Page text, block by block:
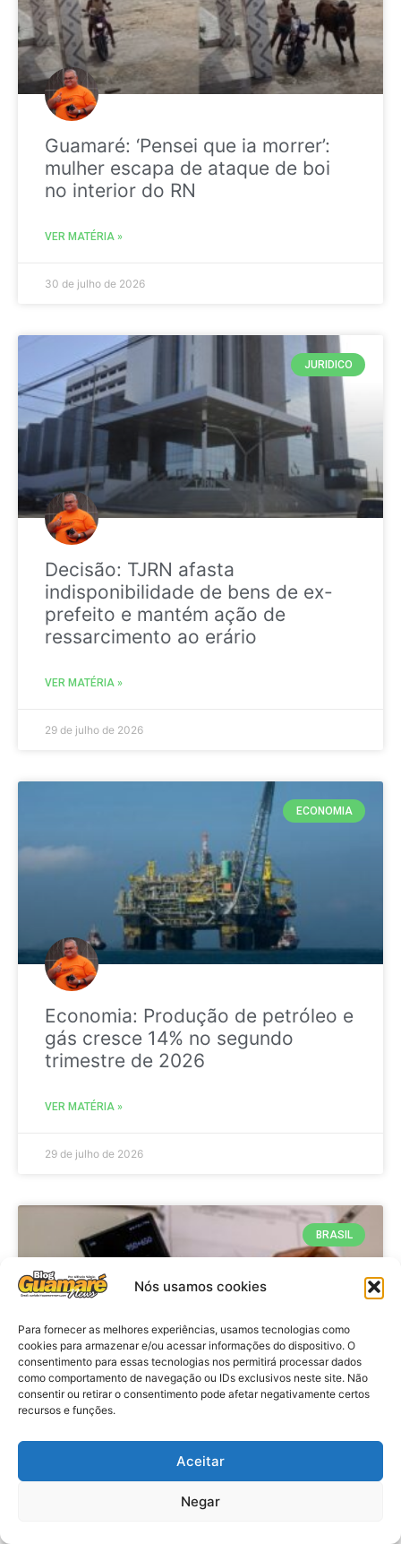
Nós usamos cookies
Para fornecer as melhores experiências, usamos tecnologias como
cookies para armazenar e/ou acessar informações do dispositivo. O
consentimento para essas tecnologias nos permitirá processar dados
como comportamento de navegação ou IDs exclusivos neste site. Não
consentir ou retirar o consentimento pode afetar negativamente certos
recursos e funções.
Aceitar
Negar
Guamaré: ‘Pensei que ia morrer’:
mulher escapa de ataque de boi
no interior do RN
VER MATÉRIA »
30 de julho de 2026
JURIDICO
Decisão: TJRN afasta
indisponibilidade de bens de ex-
prefeito e mantém ação de
ressarcimento ao erário
VER MATÉRIA »
29 de julho de 2026
ECONOMIA
Economia: Produção de petróleo e
gás cresce 14% no segundo
trimestre de 2026
VER MATÉRIA »
29 de julho de 2026
BRASIL
Economia: Prazo de adesão ao
Programa Desenrola 2.0 é
prorrogado